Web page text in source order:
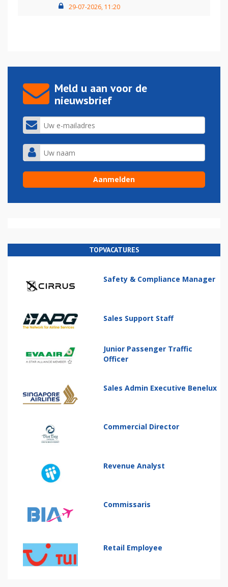
29-07-2026, 11:20
Meld u aan voor de
nieuwsbrief
TOPVACATURES
Safety & Compliance Manager
Sales Support Staff
Junior Passenger Traffic
Officer
Sales Admin Executive Benelux
Commercial Director
Revenue Analyst
Commissaris
Retail Employee